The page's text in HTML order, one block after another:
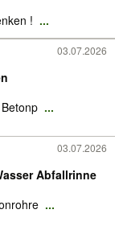
! ...
03.07.2026
...
03.07.2026
Abfallrinne
...